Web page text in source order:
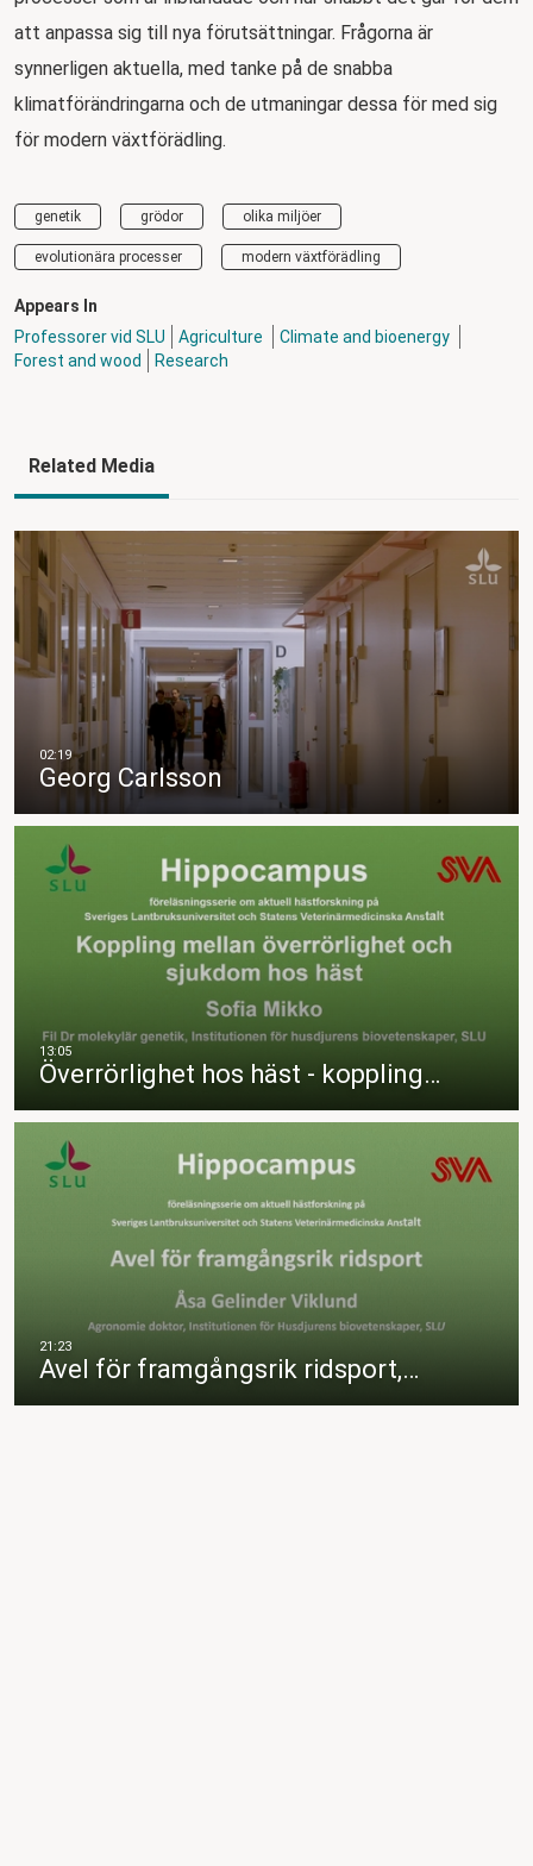
att anpassa sig till nya förutsättningar. Frågorna är
synnerligen aktuella, med tanke på de snabba
klimatförändringarna och de utmaningar dessa för med sig
för modern växtförädling.
genetik grödor olika miljöer
evolutionära processer modern växtförädling
Appears In
Professorer vid SLU
Agriculture
Climate and bioenergy
Forest and wood
Research
Related Media
Georg Carlsson
Överrörlighet hos häst - koppling…
Avel för framgångsrik ridsport,…